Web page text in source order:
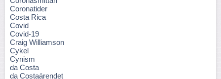
Coronatider
Costa Rica
Covid
Covid-19
Craig Williamson
Cykel
Cynism
da Costa
da Costaärendet